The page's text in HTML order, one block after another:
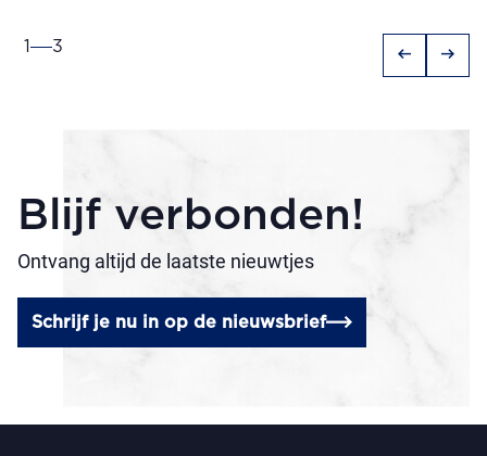
1 3 arrow_left_alt arrow_right_alt
Blijf verbonden!
Ontvang altijd de laatste nieuwtjes
Schrijf je nu in op de nieuwsbrief